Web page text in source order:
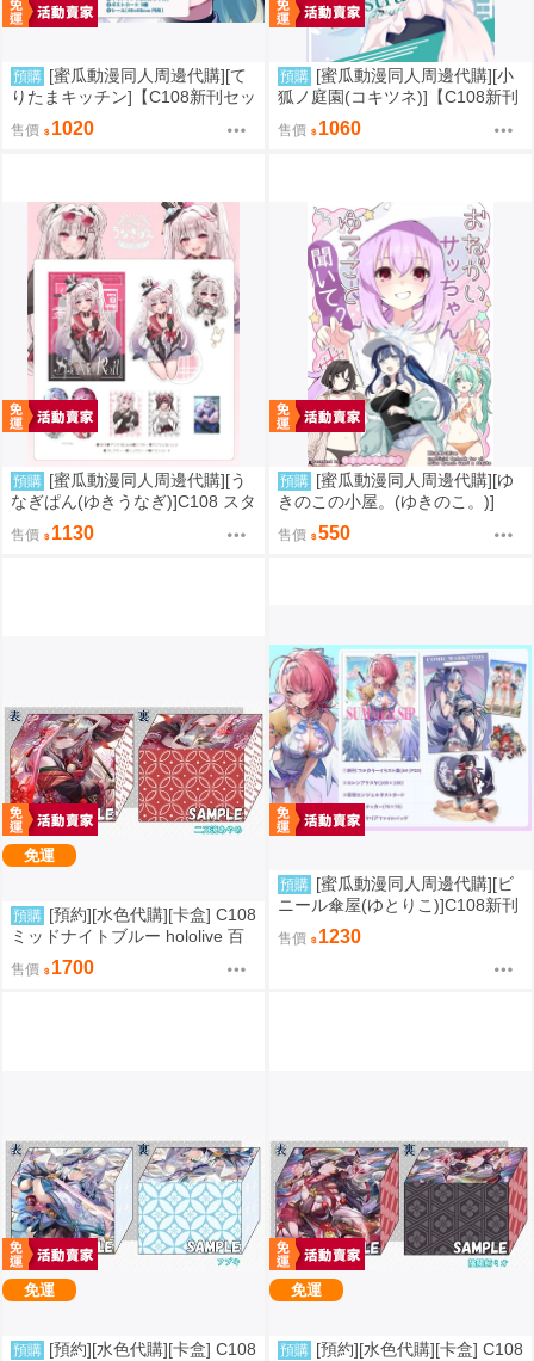
預購 [蜜瓜動漫同人周邊代購][て
りたまキッチン]【C108新刊セッ
ト】NEW ERIDUSCAPEセット
(絕區零)(同人誌)
售價 1020
預購 [蜜瓜動漫同人周邊代購][小
狐ノ庭園(コキツネ)]【C108新刊
セット】Fubuki Illustration 2
【特典付】(Hololive)(同人誌)
售價 1060
預購 [蜜瓜動漫同人周邊代購][う
なぎぱん(ゆきうなぎ)]C108 スタ
レ新刊セット うなぎぱん(崩壞：
星穹鐵道)(同人誌)
售價 1130
預購 [蜜瓜動漫同人周邊代購][ゆ
きのこの小屋。(ゆきのこ。)]
【新刊セット】おねがいサッち
ゃん、ゆうこと聞いて(蔚藍檔案)
售價 550
免運
預購 [預約][水色代購][卡盒] C108
ミッドナイトブルー hololive 百
鬼あやめ
售價 1700
預購 [蜜瓜動漫同人周邊代購][ビ
ニール傘屋(ゆとりこ)]C108新刊
セット【ビニール傘屋】(絕區零)
(同人誌)
售價 1230
免運
預購 [預約][水色代購][卡盒] C108
免運
預購 [預約][水色代購][卡盒] C108